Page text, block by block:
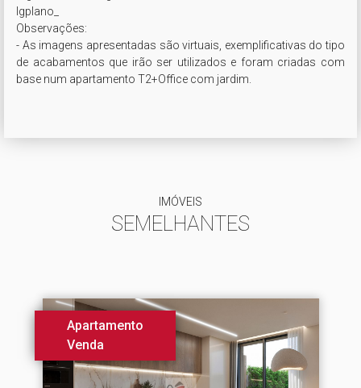
lgplano_
Observações:
- As imagens apresentadas são virtuais, exemplificativas do tipo
de acabamentos que irão ser utilizados e foram criadas com
base num apartamento T2+Office com jardim.
IMÓVEIS
SEMELHANTES
Apartamento
Venda